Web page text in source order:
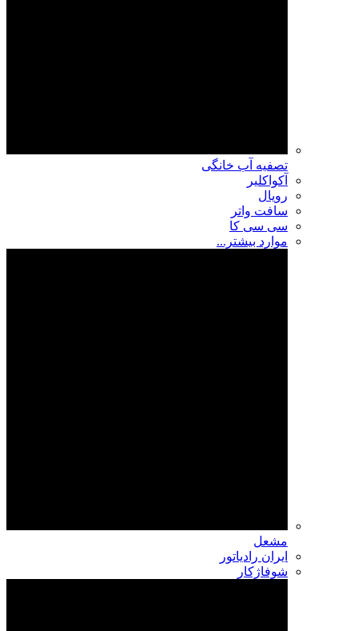
تصفیه آب خانگی
آکواکلیر
رویال
سافت واتر
سی سی کا
موارد بیشتر...
مشعل
ایران رادیاتور
شوفاژکار